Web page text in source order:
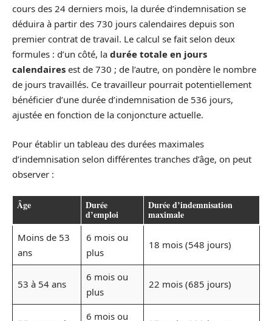
cours des 24 derniers mois, la durée d’indemnisation se
déduira à partir des 730 jours calendaires depuis son
premier contrat de travail. Le calcul se fait selon deux
formules : d’un côté, la durée totale en jours
calendaires est de 730 ; de l’autre, on pondère le nombre
de jours travaillés. Ce travailleur pourrait potentiellement
bénéficier d’une durée d’indemnisation de 536 jours,
ajustée en fonction de la conjoncture actuelle.
Pour établir un tableau des durées maximales
d’indemnisation selon différentes tranches d’âge, on peut
observer :
Âge Durée
d’emploi
Durée d’indemnisation
maximale
Moins de 53
ans
6 mois ou
plus
18 mois (548 jours)
53 à 54 ans
6 mois ou
plus
22 mois (685 jours)
6 mois ou